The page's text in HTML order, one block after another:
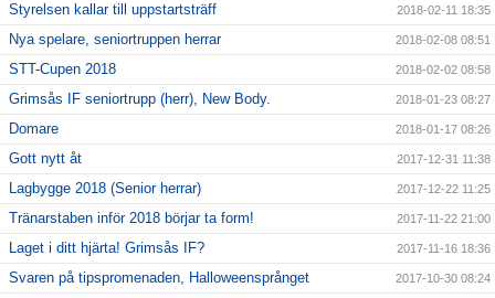
Styrelsen kallar till uppstartsträff 2018-02-11 18:35
Nya spelare, seniortruppen herrar 2018-02-08 08:51
STT-Cupen 2018 2018-02-02 08:58
Grimsås IF seniortrupp (herr), New Body. 2018-01-23 08:27
Domare 2018-01-17 08:26
Gott nytt åt 2017-12-31 11:38
Lagbygge 2018 (Senior herrar) 2017-12-22 11:25
Tränarstaben inför 2018 börjar ta form! 2017-11-22 21:00
Laget i ditt hjärta! Grimsås IF? 2017-11-16 18:36
Svaren på tipspromenaden, Halloweensprånget 2017-10-30 08:24